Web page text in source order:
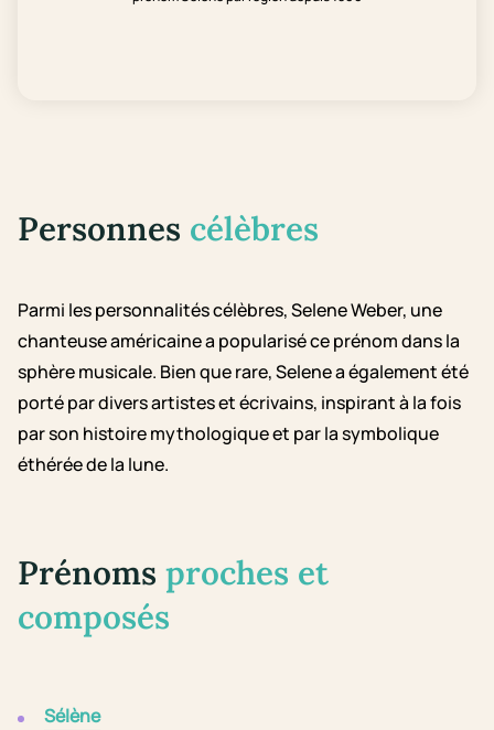
Personnes célèbres
Parmi les personnalités célèbres, Selene Weber, une
chanteuse américaine a popularisé ce prénom dans la
sphère musicale. Bien que rare, Selene a également été
porté par divers artistes et écrivains, inspirant à la fois
par son histoire mythologique et par la symbolique
éthérée de la lune.
Prénoms proches et
composés
Sélène